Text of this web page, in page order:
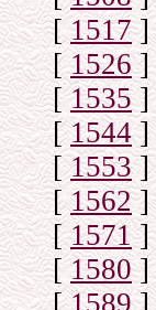
[1517]
[1526]
[1535]
[1544]
[1553]
[1562]
[1571]
[1580]
[1589]